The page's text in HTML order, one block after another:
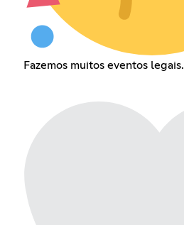
Fazemos muitos eventos legais.